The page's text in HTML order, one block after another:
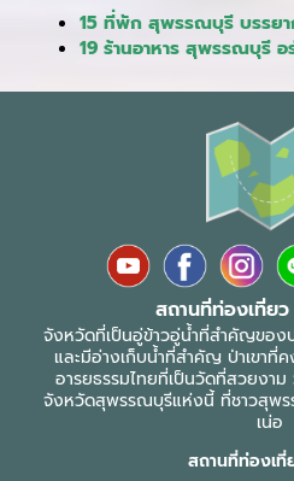
15 ที่พัก สุพรรณบุรี บรรยา
19 ร้านอาหาร สุพรรณบุรี
สถานที่ท่องเที่ย
จังหวัดที่เป็นอู่ข้าวอู่น้ำที่สำคัญขอ
และมีอ่างเก็บน้ำที่สำคัญ ป่าเขาที่
อารยธรรมไทยที่เป็นวัดที่สวยงา
จังหวัดสุพรรณบุรีแห่งนี้ ที่ชาวสุพร
เน่อ
สถานที่ท่องเที่